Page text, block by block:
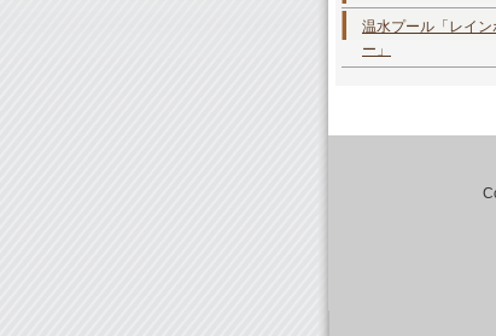
温水プール「レイン
ー」